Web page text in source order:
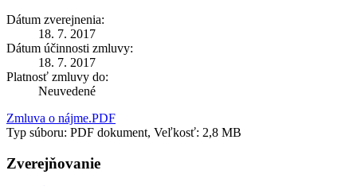
Dátum zverejnenia:
18. 7. 2017
Dátum účinnosti zmluvy:
18. 7. 2017
Platnosť zmluvy do:
Neuvedené
Zmluva o nájme.PDF
Typ súboru: PDF dokument, Veľkosť: 2,8 MB
Zverejňovanie